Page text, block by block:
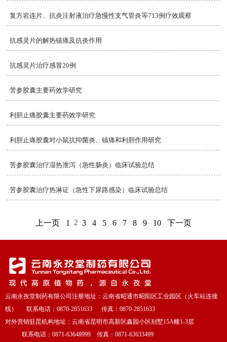
复方岩连片、抗炎注射液治疗急慢性支气管炎等713例疗效观察
抗感灵片的解热镇痛及抗炎作用
抗感灵片治疗感冒20例
苦参胶囊主要药效学研究
利胆止痛胶囊主要药效学研究
利胆止痛胶囊对小鼠抗抑菌炎、镇痛和利胆作用研究
苦参胶囊治疗湿热泄泻（急性肠炎）临床试验总结
苦参胶囊治疗热淋证（急性下尿路感染）临床试验总结
上一页 1 2 3 4 5 6 7 8 9 10 下一页
云南永孜堂制药有限公司注册地址：云南省昭通市昭阳区工业园区（火车站连接
线） 联系电话：0870-2851633 传真：0870-2851633
对外营销驻昆机构地址：云南省昆明市高新区鑫园小区别墅15A幢1-3层
联系电话：0871-63648999 传真：0871-63633499